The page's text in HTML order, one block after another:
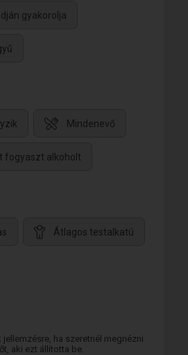
gyakorolja
Mindenevő
fogyaszt alkoholt
Átlagos testalkatú
jellemzésre, ha szeretnél megnézni
aki ezt állította be.